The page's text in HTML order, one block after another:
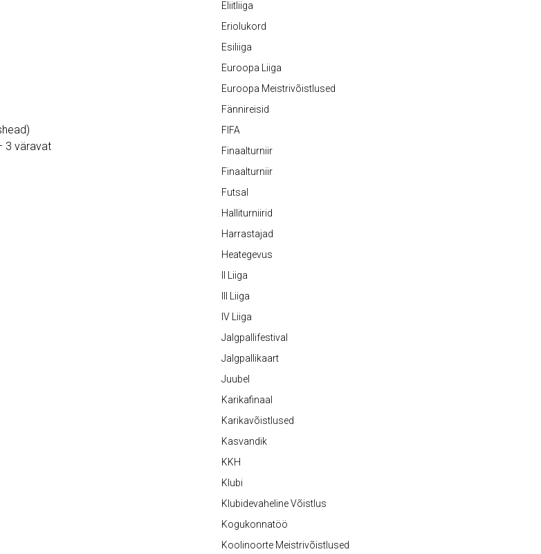
3 väravat
Eliitliiga
Eriolukord
Esiliiga
Euroopa Liiga
Euroopa Meistrivõistlused
Fännireisid
FIFA
Finaalturniir
Finaalturniir
Futsal
Halliturniirid
Harrastajad
Heategevus
II Liiga
III Liiga
IV Liiga
Jalgpallifestival
Jalgpallikaart
Juubel
Karikafinaal
Karikavõistlused
Kasvandik
KKH
Klubi
Klubidevaheline Võistlus
Kogukonnatöö
Koolinoorte Meistrivõistlused